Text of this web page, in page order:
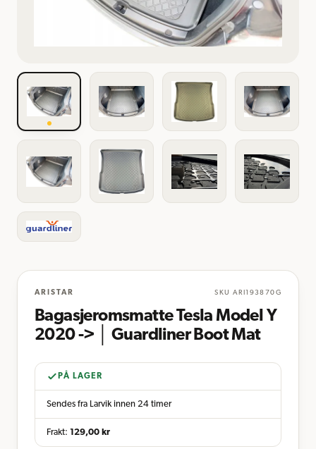
ARISTAR SKU ARI193870G
Bagasjeromsmatte Tesla Model Y
2020 -> │ Guardliner Boot Mat
PÅ LAGER
Sendes fra Larvik innen 24 timer
Frakt: 129,00 kr